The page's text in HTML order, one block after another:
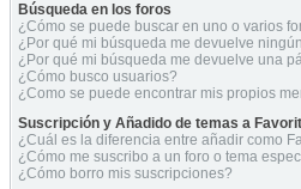
Búsqueda en los foros
¿Cómo se puede buscar en uno o varios
¿Por qué mi búsqueda me devuelve
¿Por qué mi búsqueda me devuelve una
¿Cómo busco usuarios?
¿Como se puede encontrar mis propios
Suscripción y Añadido de temas a
¿Cuál es la diferencia entre añadir como
¿Cómo me suscribo a un foro o tema
¿Cómo borro mis suscripciones?